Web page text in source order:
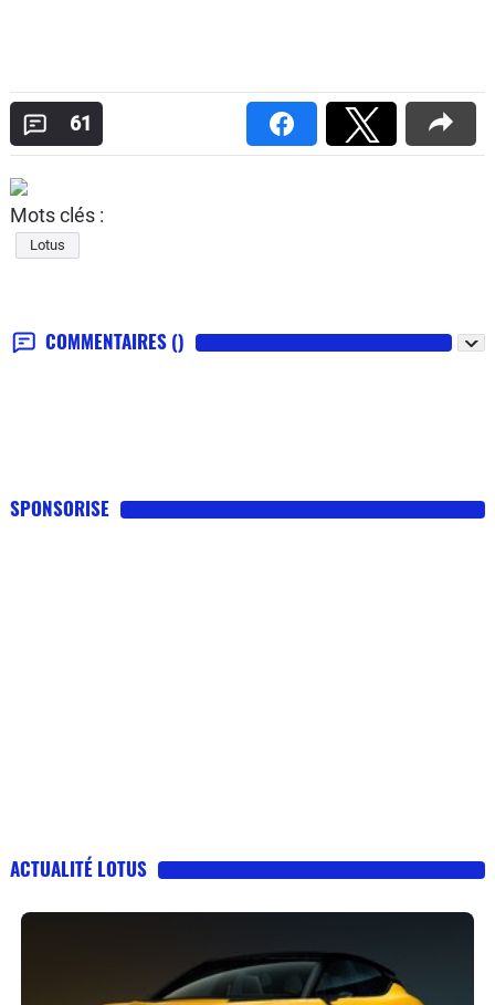
61
Mots clés :
Lotus
COMMENTAIRES ()
SPONSORISE
ACTUALITÉ LOTUS